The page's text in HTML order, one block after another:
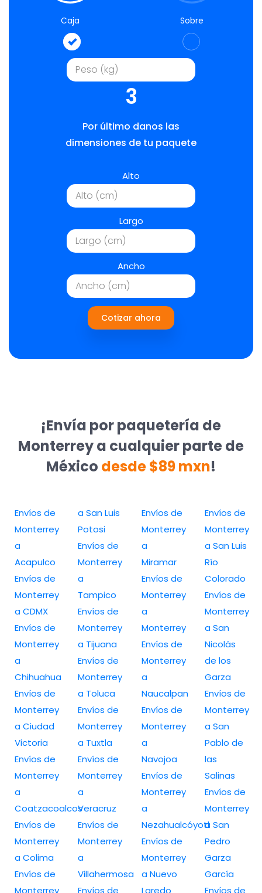
Caja Sobre
3
Por último danos las
dimensiones de tu paquete
Alto
Largo
Ancho
Cotizar ahora
¡Envía por paquetería de
Monterrey a cualquier parte de
México desde $89 mxn!
Envíos de
Monterrey
a
Acapulco
Envíos de
Monterrey
a CDMX
Envíos de
Monterrey
a
Chihuahua
Envíos de
Monterrey
a Ciudad
Victoria
Envíos de
Monterrey
a
Coatzacoalcos
Envíos de
Monterrey
a Colima
Envíos de
Monterrey
a San Luis
Potosi
Envíos de
Monterrey
a
Tampico
Envíos de
Monterrey
a Tijuana
Envíos de
Monterrey
a Toluca
Envíos de
Monterrey
a Tuxtla
Envíos de
Monterrey
a
Veracruz
Envíos de
Monterrey
a
Villahermosa
Envíos de
Envíos de
Monterrey
a
Miramar
Envíos de
Monterrey
a
Monterrey
Envíos de
Monterrey
a
Naucalpan
Envíos de
Monterrey
a
Navojoa
Envíos de
Monterrey
a
Nezahualcóyotl
Envíos de
Monterrey
a Nuevo
Laredo
Envíos de
Monterrey
a San Luis
Río
Colorado
Envíos de
Monterrey
a San
Nicolás
de los
Garza
Envíos de
Monterrey
a San
Pablo de
las
Salinas
Envíos de
Monterrey
a San
Pedro
Garza
García
Envíos de